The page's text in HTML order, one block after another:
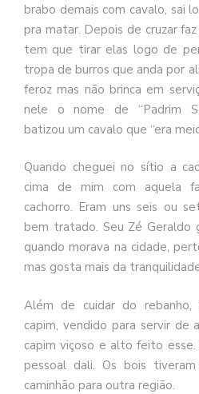
brabo demais com cavalo, sai
pra matar. Depois de cruzar
tem que tirar elas logo de
tropa de burros que anda por
feroz mas não brinca em
nele o nome de “Padrim
batizou um cavalo que “era
Quando cheguei no sítio a
cima de mim com aquela
cachorro. Eram uns seis ou
bem tratado. Seu Zé Geraldo
quando morava na cidade,
mas gosta mais da
Além de cuidar do
capim, vendido para servir de
capim viçoso e alto feito
pessoal dali. Os bois
caminhão para outra região.